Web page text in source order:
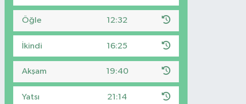
Öğle 12:32
İkindi 16:25
Akşam 19:40
Yatsı 21:14